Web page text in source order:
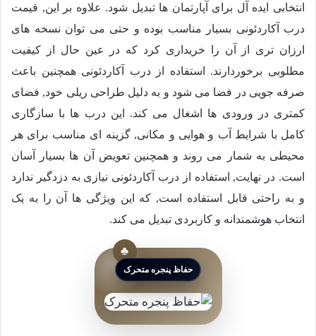
انتخابی ایده آل برای آپارتمان ها تبدیل شود. علاوه بر این, قیمت
درب آکاردئونی بسیار مناسب بوده و حتی می توان نسخه های
ارزان تری از آن را خریداری کرد که در عین حال از کیفیت
مطلوبی برخوردارند. استفاده از درب آکاردئونی همچنین باعث
صرفه جویی در فضا می شود و به دلیل طراحی ریلی خود, فضای
کمتری در ورودی ها اشغال می کند. این درب ها با سازگاری
کامل با شرایط آب و هوایی و مکانی, گزینه ای مناسب برای هر
محیطی به شمار می روند و همچنین تعویض آن ها بسیار آسان
است. در نهایت, استفاده از درب آکاردئونی نیازی به دزدگیر ندارد
و به راحتی قابل استفاده است, که این ویژگی ها آن را به یک
انتخاب هوشمندانه و کاربردی تبدیل می کند.
حفاظ پنجره متحرک